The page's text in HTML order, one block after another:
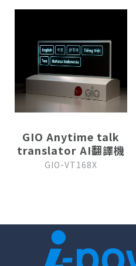
GIO Anytime talk
translator AI翻譯機
GIO-VT168X